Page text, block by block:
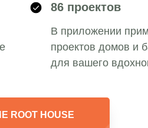
86 проектов
В приложении
проектов домов и
для вашего
HOUSE